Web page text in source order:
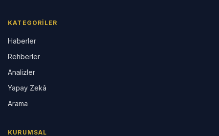
KATEGORILER
Haberler
Rehberler
Analizler
Yapay Zekâ
Arama
KURUMSAL